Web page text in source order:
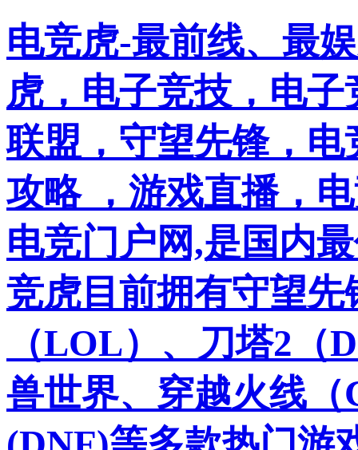
电竞虎-最前线、最
虎，电子竞技，电
联盟，守望先锋，
攻略 ，游戏直播，
电竞门户网,是国内
竞虎目前拥有守望
（LOL）、刀塔2（
兽世界、穿越火线